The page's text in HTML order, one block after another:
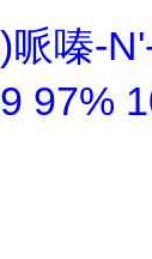
哌嗪-
97%